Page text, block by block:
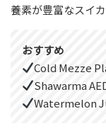
養素が豊富なスイ
おすすめ
Cold Mezze
Shawarma
Watermelon